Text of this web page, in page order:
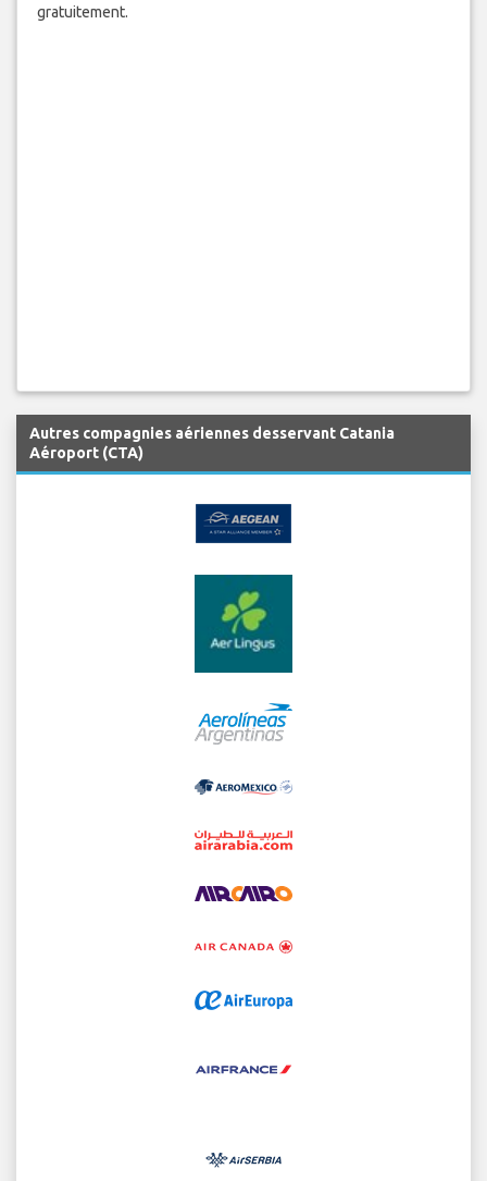
gratuitement.
Autres compagnies aériennes desservant Catania
Aéroport (CTA)